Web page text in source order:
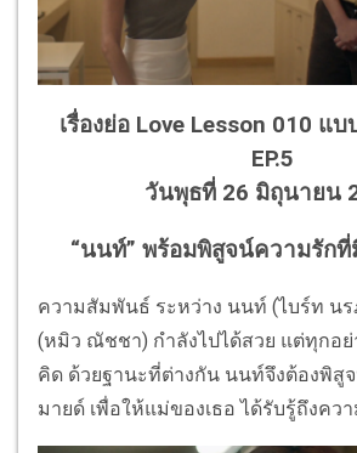
เรื่องย่อ Love Lesson 010 แ
EP.5
วันพุธที่ 26 มิถุนายน
“นนท์” พร้อมพิสูจน์ความรักที่
ความสัมพันธ์ ระหว่าง นนท์ (ไบร์ท น
(หมิว ณัชชา) กำลังไปได้สวย แต่ทุกอย่
คิด ด้วยฐานะที่ต่างกัน นนท์จึงต้องพิสู
มายด์ เพื่อให้แม่ของเธอ ได้รับรู้ถึงควา